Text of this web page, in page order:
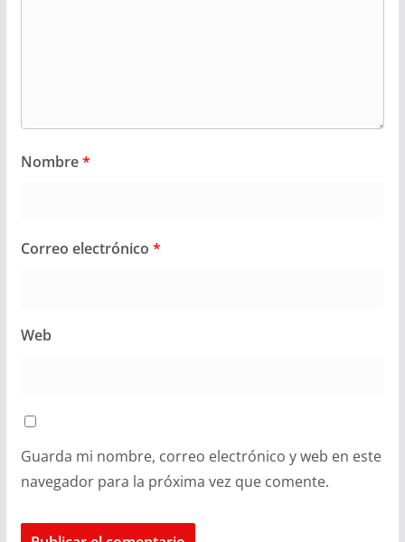
Nombre*
Correo electrónico *
Web
Guarda mi nombre, correo electrónico y web en este
navegador para la próxima vez que comente.